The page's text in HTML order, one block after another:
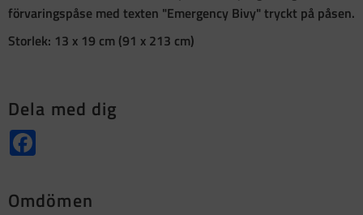
förvaringspåse med texten "Emergency Bivy" tryckt på påsen.
Storlek: 13 x 19 cm (91 x 213 cm)
Dela med dig
Omdömen